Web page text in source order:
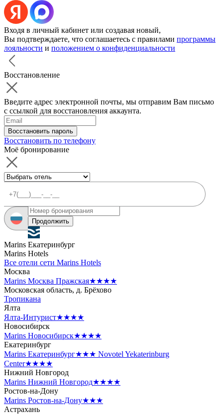
Входя в личный кабинет или создавая новый,
Вы подтверждаете, что соглашаетесь с правилами программы
лояльности и положением о конфиденциальности
Восстановление
Введите адрес электронной почты, мы отправим Вам письмо
с ссылкой для восстановления аккаунта.
Восстановить пароль
Восстановить по телефону
Моё бронирование
Продолжить
Marins Екатеринбург
Marins Hotels
Все отели сети Marins Hotels
Москва
Marins Москва Пражская★★★★
Московская область, д. Брёхово
Тропикана
Ялта
Ялта-Интурист★★★★
Новосибирск
Marins Новосибирск★★★★
Екатеринбург
Marins Екатеринбург★★★ Novotel Yekaterinburg
Center★★★★
Нижний Новгород
Marins Нижний Новгород★★★★
Ростов-на-Дону
Marins Ростов-на-Дону★★★
Астрахань